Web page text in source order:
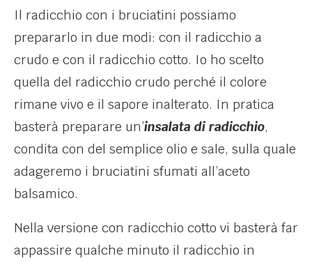
Il radicchio con i bruciatini possiamo
prepararlo in due modi: con il radicchio a
crudo e con il radicchio cotto. Io ho scelto
quella del radicchio crudo perché il colore
rimane vivo e il sapore inalterato. In pratica
basterà preparare un’insalata di radicchio,
condita con del semplice olio e sale, sulla quale
adageremo i bruciatini sfumati all’aceto
balsamico.
Nella versione con radicchio cotto vi basterà far
appassire qualche minuto il radicchio in